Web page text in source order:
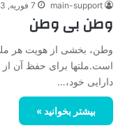
main-support 7 فوریه, 2023
وطن بی وطن
وطن، بخشی از هویت هر
است.ملتها برای حفظ آن
دارایی خود،…
بیشتر بخوانید »